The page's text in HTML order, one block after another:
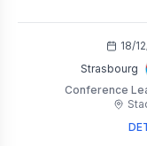
18/
Strasbourg
Conference